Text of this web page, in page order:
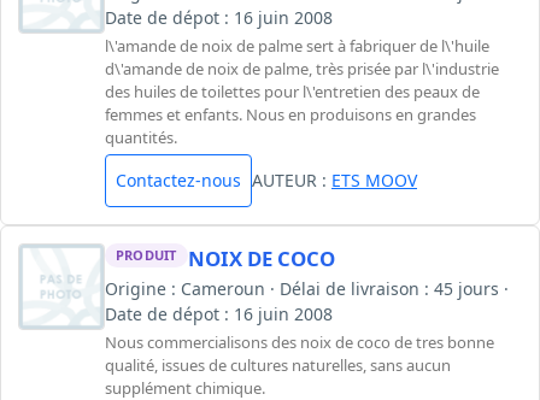
Date de dépot : 16 juin 2008
l\'amande de noix de palme sert à fabriquer de l\'huile
d\'amande de noix de palme, très prisée par l\'industrie
des huiles de toilettes pour l\'entretien des peaux de
femmes et enfants. Nous en produisons en grandes
quantités.
Contactez-nous AUTEUR : ETS MOOV
PRODUIT NOIX DE COCO
Origine : Cameroun · Délai de livraison : 45 jours ·
Date de dépot : 16 juin 2008
Nous commercialisons des noix de coco de tres bonne
qualité, issues de cultures naturelles, sans aucun
supplément chimique.